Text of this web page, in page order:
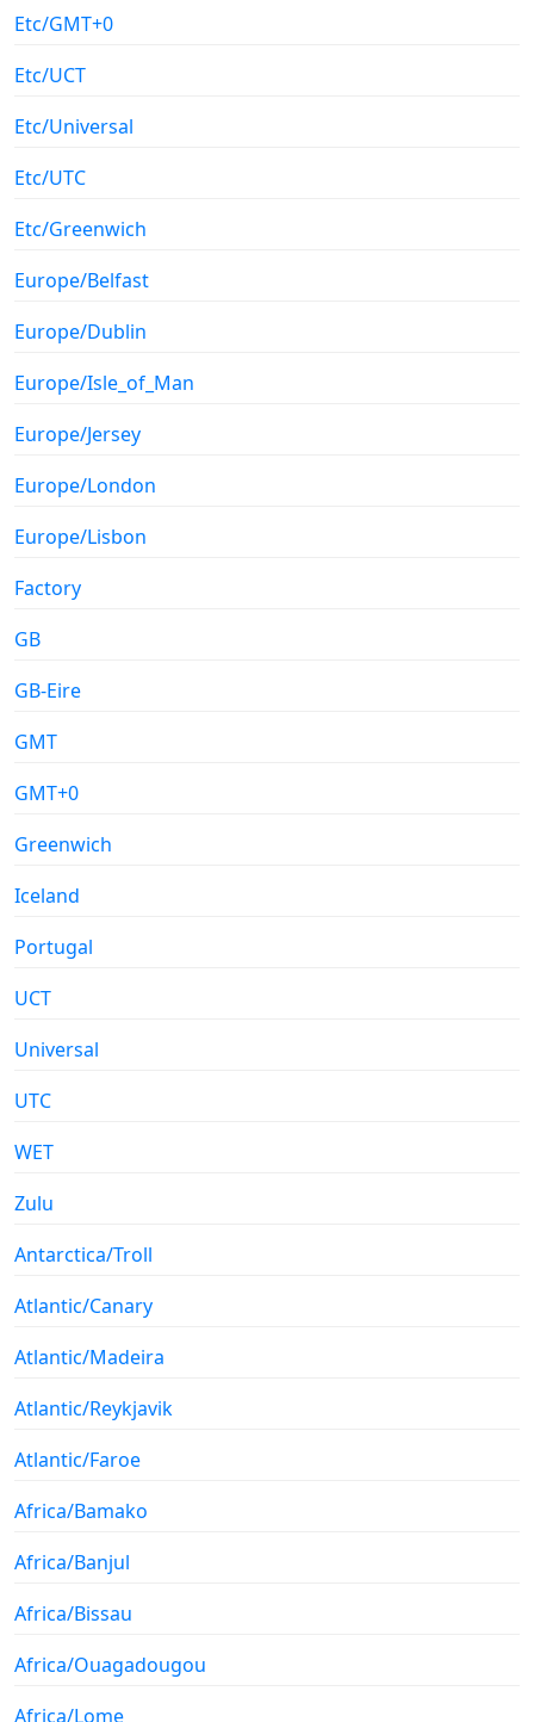
Etc/GMT+0
Etc/UCT
Etc/Universal
Etc/UTC
Etc/Greenwich
Europe/Belfast
Europe/Dublin
Europe/Isle_of_Man
Europe/Jersey
Europe/London
Europe/Lisbon
Factory
GB
GB-Eire
GMT
GMT+0
Greenwich
Iceland
Portugal
UCT
Universal
UTC
WET
Zulu
Antarctica/Troll
Atlantic/Canary
Atlantic/Madeira
Atlantic/Reykjavik
Atlantic/Faroe
Africa/Bamako
Africa/Banjul
Africa/Bissau
Africa/Ouagadougou
Africa/Lome